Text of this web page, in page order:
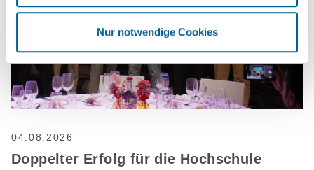
Nur notwendige Cookies
04.08.2026
Doppelter Erfolg für die Hochschule